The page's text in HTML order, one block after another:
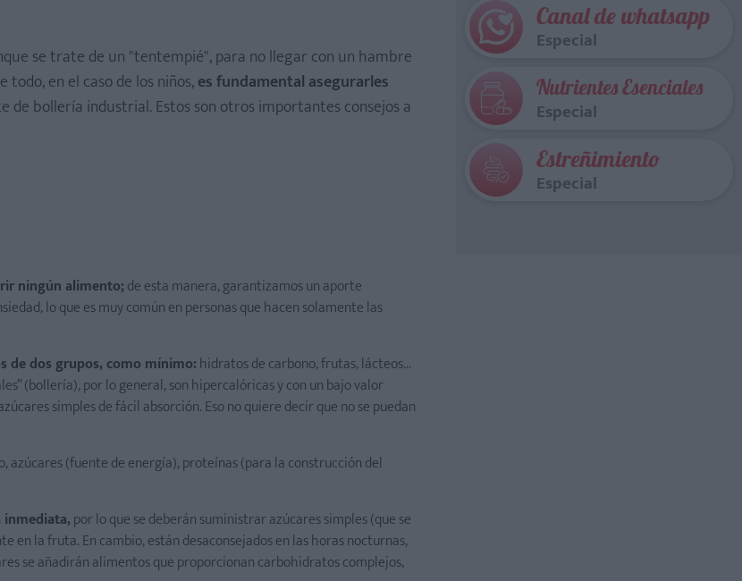
se trate de un "tentempié", para no llegar con un hambre
en el caso de los niños,es fundamental asegurarles
de bollería industrial. Estos son otros importantes consejos a
ningún alimento;de esta manera, garantizamos un aporte
lo que es muy común en personas que hacen solamente las
de dos grupos, como mínimo:hidratos de carbono, frutas, lácteos…
(bollería), por lo general, son hipercalóricas y con un bajo valor
simples de fácil absorción. Eso no quiere decir que no se puedan
azúcares (fuente de energía), proteínas (para la construcción del
inmediata,por lo que se deberán suministrar azúcares simples (que se
la fruta. En cambio, están desaconsejados en las horas nocturnas,
se añadirán alimentos que proporcionan carbohidratos complejos,
Canal de whatsapp
Especial
Nutrientes Esenciales
Especial
Estreñimiento
Especial